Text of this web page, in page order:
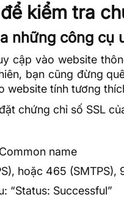
kiểm tra
những công cụ
cập vào website
bạn cũng đừng
website tính tương
chứng chỉ số SSL
name
hoặc 465 (SMTPS),
“Status: Successful”